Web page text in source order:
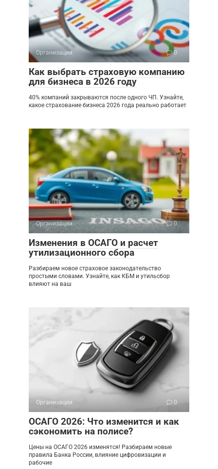
Организации 0
Как выбрать страховую компанию
для бизнеса в 2026 году
40% компаний закрываются после одного ЧП. Узнайте,
какое страхование бизнеса 2026 года реально работает
Организации 0
Изменения в ОСАГО и расчет
утилизационного сбора
Разбираем новое страховое законодательство
простыми словами. Узнайте, как КБМ и утильсбор
влияют на ваш
Организации 0
ОСАГО 2026: Что изменится и как
сэкономить на полисе?
Цены на ОСАГО 2026 изменятся! Разбираем новые
правила Банка России, влияние цифровизации и
рабочие